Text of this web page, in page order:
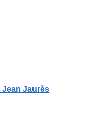
Jean Jaurès